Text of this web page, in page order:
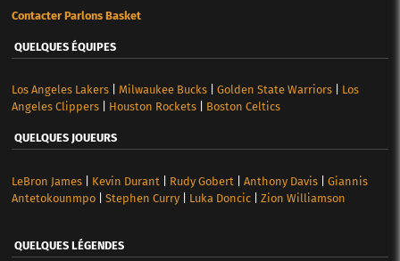
Contacter Parlons Basket
QUELQUES ÉQUIPES
Los Angeles Lakers| Milwaukee Bucks| Golden State Warriors| Los
Angeles Clippers| Houston Rockets| Boston Celtics
QUELQUES JOUEURS
LeBron James| Kevin Durant Rudy Gobert Anthony Davis| Giannis
Antetokounmpo| Stephen Curry| Luka Doncic| Zion Williamson
QUELQUES LÉGENDES